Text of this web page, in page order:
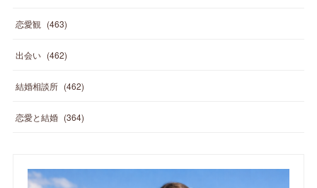
恋愛観 (463)
出会い (462)
結婚相談所 (462)
恋愛と結婚 (364)